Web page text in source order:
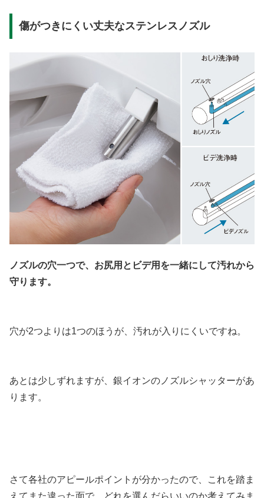
傷がつきにくい丈夫なステンレスノズル
ノズルの穴一つで、お尻用とビデ用を一緒にして汚れから
守ります。
穴が2つよりは1つのほうが、汚れが入りにくいですね。
あとは少しずれますが、銀イオンのノズルシャッターがあ
ります。
さて各社のアピールポイントが分かったので、これを踏ま